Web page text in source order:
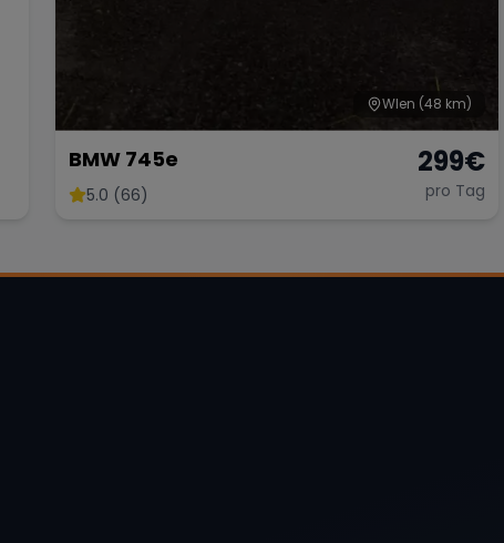
WIen (48 km)
BMW 745e
5.0 (66)
299€
pro Tag